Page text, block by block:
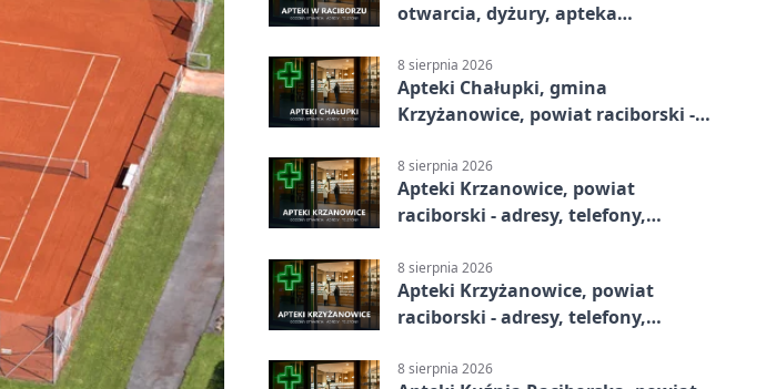
otwarcia, dyżury, apteka
8 sierpnia 2026
Apteki Chałupki, gmina
Krzyżanowice, powiat raciborski -
8 sierpnia 2026
Apteki Krzanowice, powiat
raciborski - adresy, telefony,
8 sierpnia 2026
Apteki Krzyżanowice, powiat
raciborski - adresy, telefony,
8 sierpnia 2026